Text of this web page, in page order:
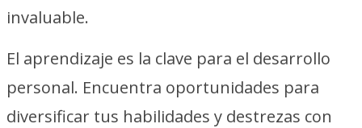
invaluable.
El aprendizaje es la clave para el desarrollo
personal. Encuentra oportunidades para
diversificar tus habilidades y destrezas con